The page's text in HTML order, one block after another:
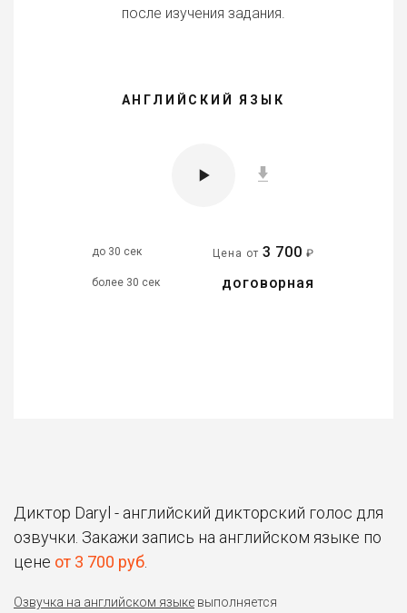
после изучения задания.
АНГЛИЙСКИЙ ЯЗЫК
до 30 сек Цена от 3 700 ₽
более 30 сек договорная
Диктор Daryl - английский дикторский голос для
озвучки. Закажи запись на английском языке по
цене от 3 700 руб
Озвучка на английском языке выполняется